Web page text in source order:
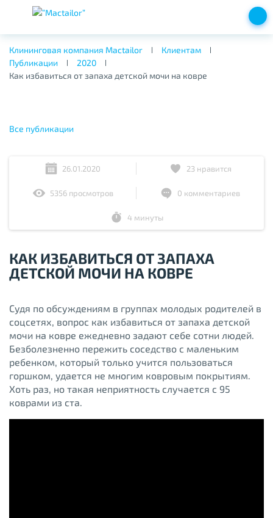
Клининговая компания Mactailor
Клиентам
Публикации
2020
Как избавиться от запаха детской мочи на ковре
Все публикации
26.01.2020 23 нравится
5356 просмотров 0 комментариев
4 минуты
КАК ИЗБАВИТЬСЯ ОТ ЗАПАХА
ДЕТСКОЙ МОЧИ НА КОВРЕ
Судя по обсуждениям в группах молодых родителей в
соцсетях, вопрос как избавиться от запаха детской
мочи на ковре ежедневно задают себе сотни людей.
Безболезненно пережить соседство с маленьким
ребенком, который только учится пользоваться
горшком, удается не многим ковровым покрытиям.
Хоть раз, но такая неприятность случается с 95
коврами из ста.